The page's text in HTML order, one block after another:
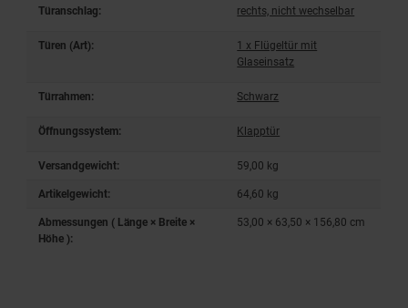
Türanschlag: rechts, nicht wechselbar
Türen (Art):
1 x Flügeltür mit
Glaseinsatz
Türrahmen: Schwarz
Öffnungssystem: Klapptür
Versandgewicht: 59,00 kg
Artikelgewicht: 64,60 kg
Abmessungen ( Länge × Breite ×
Höhe ):
53,00 × 63,50 × 156,80 cm